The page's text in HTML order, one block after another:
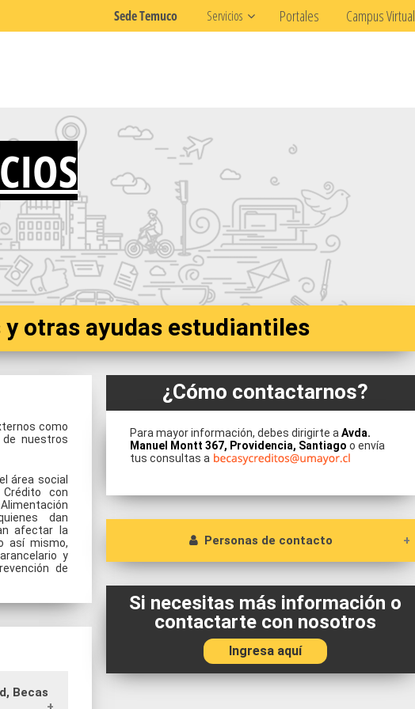
Sede Temuco Servicios Portales Campus Virtual
y otras ayudas estudiantiles
como
nuestros
área social
Crédito con
dan
afectar la
así mismo,
y
de
Becas
¿Cómo contactarnos?
Para mayor información, debes dirigirte a Avda.
Manuel Montt 367, Providencia, Santiago o envía
tus consultas a
Personas de contacto
Jefa Dpto. Becas, Créditos y Seguros Estudiantiles
Ximena Rivera
Coordinadora de Beneficios y Acompañamiento
Si necesitas más información o
contactarte con nosotros
Ingresa aquí